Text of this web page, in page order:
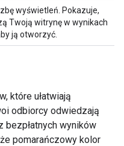
wyświetleń. Pokazuje,
Twoją witrynę w wynikach
ją otworzyć.
które ułatwiają
odbiorcy odwiedzają
bezpłatnych wyników
pomarańczowy kolor